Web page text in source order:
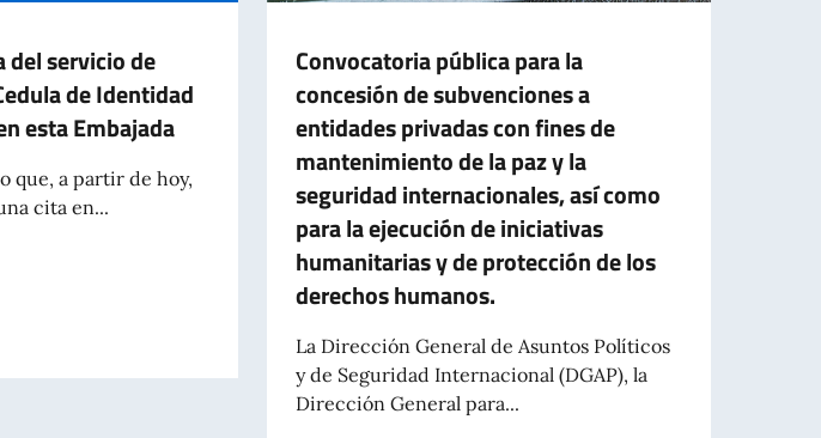
EXTRANJEROS. CLASIFICACIÓN
del servicio de
de Identidad
esta Embajada
que, a partir de hoy,
cita en...
servicio de expedición de la Cedula de Identidad Electrónica (CIE) en esta Embajada
Convocatoria pública para la
concesión de subvenciones a
entidades privadas con fines de
mantenimiento de la paz y la
seguridad internacionales, así como
para la ejecución de iniciativas
humanitarias y de protección de los
derechos humanos.
La Dirección General de Asuntos Políticos
y de Seguridad Internacional (DGAP), la
Dirección General para...